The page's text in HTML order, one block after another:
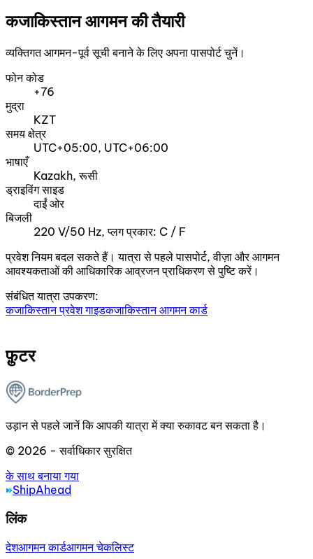
कजाकिस्तान आगमन की तैयारी
व्यक्तिगत आगमन-पूर्व सूची बनाने के लिए अपना पासपोर्ट चुनें।
फोन कोड
+76
मुद्रा
KZT
समय क्षेत्र
UTC+05:00, UTC+06:00
भाषाएँ
Kazakh, रूसी
ड्राइविंग साइड
दाईं ओर
बिजली
220 V/50 Hz, प्लग प्रकार: C / F
प्रवेश नियम बदल सकते हैं। यात्रा से पहले पासपोर्ट, वीज़ा और आगमन
आवश्यकताओं की आधिकारिक आव्रजन प्राधिकरण से पुष्टि करें।
संबंधित यात्रा उपकरण:
कजाकिस्तान प्रवेश गाइडकजाकिस्तान आगमन कार्ड
फ़ुटर
उड़ान से पहले जानें कि आपकी यात्रा में क्या रुकावट बन सकता है।
© 2026 - सर्वाधिकार सुरक्षित
के साथ बनाया गया
ShipAhead
लिंक
देशआगमन कार्डआगमन चेकलिस्ट